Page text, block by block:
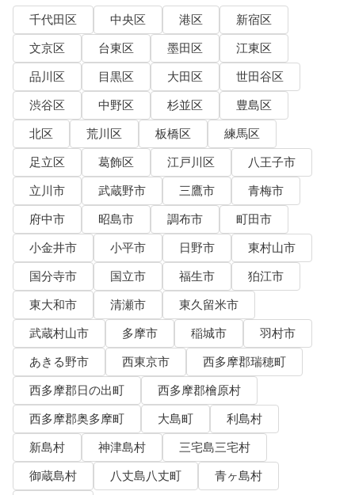
千代田区 中央区 港区
新宿区
文京区
台東区 墨田区
江東区
品川区
目黒区 大田区
世田谷区
渋谷区
中野区 杉並区
豊島区
北区
荒川区 板橋区
練馬区
足立区
葛飾区 江戸川区
八王子市
立川市
武蔵野市 三鷹市
青梅市
府中市
昭島市 調布市
町田市
小金井市
小平市 日野市
東村山市
国分寺市
国立市 福生市
狛江市
東大和市
清瀬市
東久留米市
武蔵村山市
多摩市 稲城市
羽村市
あきる野市
西東京市
西多摩郡瑞穂町
西多摩郡日の出町
西多摩郡檜原村
西多摩郡奥多摩町
大島町
利島村
新島村
神津島村
三宅島三宅村
御蔵島村
八丈島八丈町
青ヶ島村